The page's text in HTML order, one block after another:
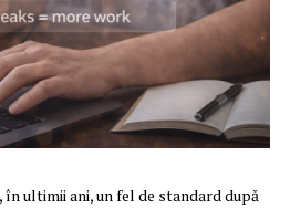
ultimii ani, un fel de standard după